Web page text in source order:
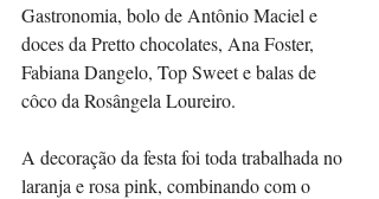
Gastronomia, bolo de Antônio Maciel e
doces da Pretto chocolates, Ana Foster,
Fabiana Dangelo, Top Sweet e balas de
côco da Rosângela Loureiro.
A decoração da festa foi toda trabalhada no
laranja e rosa pink, combinando com o